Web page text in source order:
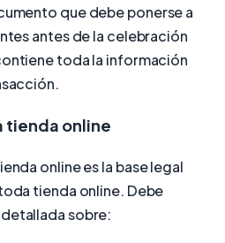
que debe ponerse a
antes de la celebración
toda la información
tienda online
online es la base legal
tienda online. Debe
sobre: